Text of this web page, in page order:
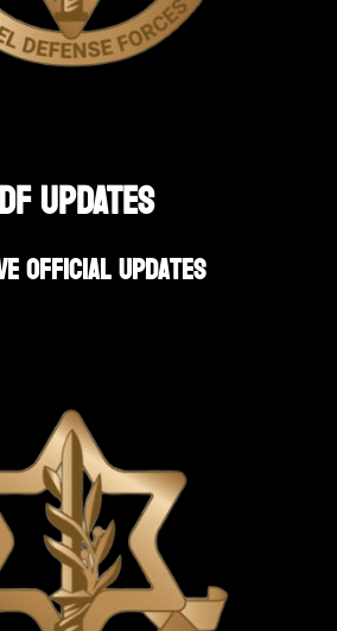
UPDATES
Official Updates